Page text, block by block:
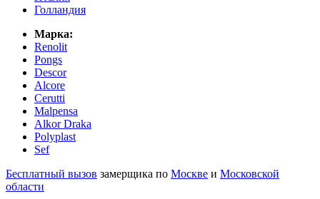
Голландия
Марка:
Renolit
Pongs
Descor
Alcore
Cerutti
Malpensa
Alkor Draka
Polyplast
Sef
Бесплатный вызов замерщика по Москве и Московской
области